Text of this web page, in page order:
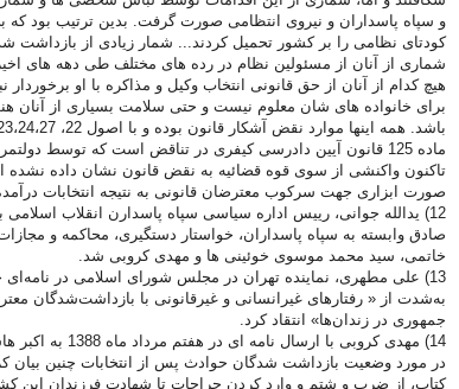
و سپاه پاسداران و نيروی انتظامی صورت گرفت. بدين ترتيب بود
کودتای نظامی را بر کشور تحميل کردند... شمار زيادی از بازداشت
شماری از آنان از مسئولين نظام در رده های مختلف طی دهه های
هيچ کدام از آنان از حق قانونی انتخاب وکيل و مذاکره با او برخوردار
برای خانواده های شان معلوم نيست و حتی سلامت بسياری از آنان
ماده 125 قانون آيين دادرسی کیفری در تناقض است که توسط
تاکنون واکنشی از سوی قوه قضائيه به نقض قانون نشان داده نشده
صورت ابزاری جهت سرکوب معترضان قانونی به نتيجه انتخابات
12) يدالله جوانی، رييس اداره سياسی سپاه پاسدارن انقلاب اسلامی
صادق وابسته به سپاه پاسداران، خواستار دستگیری، محاکمه و
خاتمی، سید محمد موسوی خوئينی ها و مهدی کروبی شد.
13) علی مطهری، نماينده تهران در مجلس شورای اسلامی در
به‌شدت از « رفتارهای غيرانسانی و غيرقانونی با بازداشت‌شدگان
جمهوری در زندان‌ها» انتقاد کرد.
14) مهدی کروبی با
در مورد وضعیت بازداشت شدگان حوادث پس از انتخابات چنین
كتاب، از ضرب و شتم و وارد كردن جراحات تا شهادت فرزندان اين